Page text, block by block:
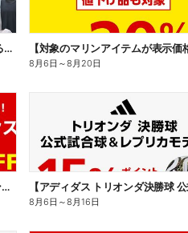
【TIGORA 厳しい日本の夏に選べる機能性インナー】
8月6日 ～8月20日
【残りわずか!売り切れごめん! サンダルクリアランス MAX30%OFF】
8月6日 ～8月16日